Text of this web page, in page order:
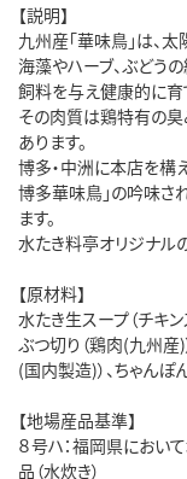
【説明】
九州産「華味鳥」は、
海藻やハーブ、ぶどう
飼料を与え健康的に育
その肉質は鶏特有の臭
あります。
博多・中洲に本店を構
博多華味鳥｣の吟味さ
ます。
水たき料亭オリジナル
【原材料】
水たき生スープ（チキ
ぶつ切り（鶏肉(九州産
(国内製造)）、ちゃんぽ
【地場産品基準】
８号ハ：福岡県におい
品（水炊き）